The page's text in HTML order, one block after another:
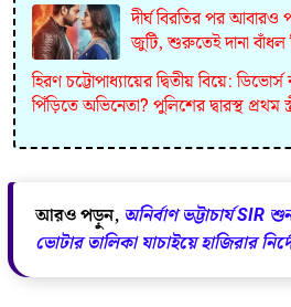
দীর্ঘ বিরতির পর আবারও
জুটি, শুরুতেই দানা বাঁধল
হিরণ চট্টোপাধ্যায়ের দ্বিতীয় বিয়ে:
পিঁড়িতে অভিনেতা? পুলিশের দ্বারস্থ প্রথম
আরও পড়ুন, অনির্বাণ ভট্টাচার্য SIR
ভোটার তালিকা যাচাইয়ে হাজিরার